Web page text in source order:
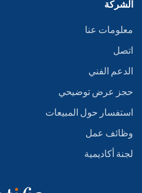
الشركة
معلومات عنا
اتصل
الدعم الفني
حجز عرض توضيحي
استفسار حول المبيعات
وظائف عمل
لجنة أكاديمية